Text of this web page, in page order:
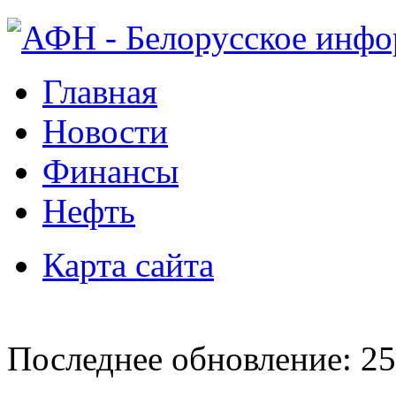
Главная
Новости
Финансы
Нефть
Карта сайта
Последнее обновление: